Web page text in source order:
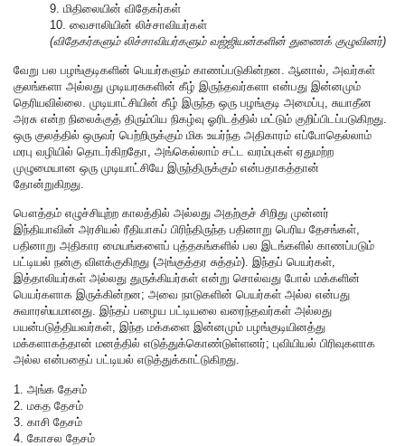
9. மிதிலையின் விதேகர்கள்
10. வைசாலியின் லிச்சாவியர்கள்
(விதேகர்களும் லிச்சாவியர்களும் வஜ்ஜியன்களின் துணைக் குழுவினர்)
வேறு பல பழங்குடிகளின் பெயர்களும் காணப்படுகின்றன. ஆனால், அவர்கள்
குலங்களா அல்லது முடியரசுகளின் கீழ் இருந்தவர்களா என்பது இன்னமும்
தெரியவில்லை. முடியாட்சியின் கீழ் இருந்த ஒரு பழங்குடி அமைப்பு, சுயாதீன
அரசு என்ற நிலைக்குத் திரும்பிய நிகழ்வு ஓரிடத்தில் மட்டும் குறிப்பிடப்படுகிறது.
ஒரு குலத்தில் ஒருவர் பெற்றிருக்கும் மிக உயர்ந்த அதிகாரம் எப்போதெல்லாம்
மரபு வழியில் தொடர்கிறதோ, அங்கெல்லாம் சட்ட வரம்புகள் ஏதுமற்ற
முழுமையான ஒரு முடியாட்சியே இருந்திருக்கும் என்பதாகத்தான்
தோன்றுகிறது.
பௌத்தம் எழுச்சியுற்ற காலத்தில் அல்லது அதற்குச் சிறிது முன்னர்
இந்தியாவின் அரசியல் ரீதியாகப் பிரிந்திருந்த பதினாறு பெரிய தேசங்கள்,
பதினாறு அதிகார மையங்களைப் புத்தகங்களில் பல இடங்களில் காணப்படும்
பட்டியல் நன்கு விளக்குகிறது (அங்குத்தர சுத்தம்). இந்தப் பெயர்கள்,
இத்தாலியர்கள் அல்லது துருக்கியர்கள் என்று சொல்வது போல் மக்களின்
பெயர்களாக இருக்கின்றன; அவை நாடுகளின் பெயர்கள் அல்ல என்பது
சுவாரஸ்யமானது. இந்தப் பழைய பட்டியலை வரைந்தவர்கள் அல்லது
பயன்படுத்தியவர்கள், இந்த மக்களை இன்னமும் பழங்குடியினத்து
மக்களாகத்தான் மனத்தில் எடுத்துக்கொண்டுள்ளனர்; புவியியல் பிரிவுகளாக
அல்ல என்பதைப் பட்டியல் எடுத்துக்காட்டுகிறது.
1. அங்க தேசம்
2. மகத தேசம்
3. காசி தேசம்
4. கோசல தேசம்